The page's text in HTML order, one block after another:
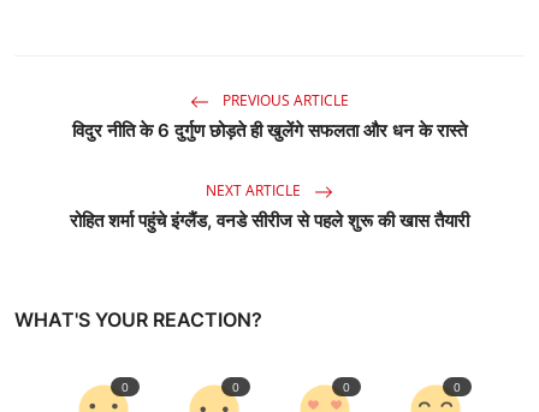
PREVIOUS ARTICLE
विदुर नीति के 6 दुर्गुण छोड़ते ही खुलेंगे सफलता और धन के रास्ते
NEXT ARTICLE
रोहित शर्मा पहुंचे इंग्लैंड, वनडे सीरीज से पहले शुरू की खास तैयारी
WHAT'S YOUR REACTION?
0 0 0 0